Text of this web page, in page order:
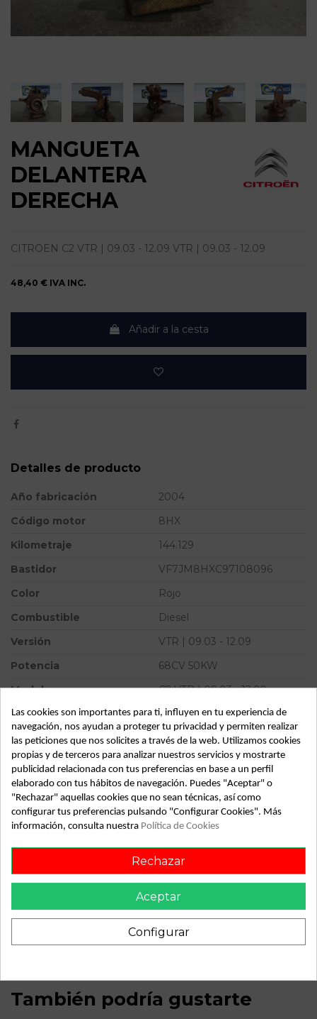
MANGUETA
DELANTERA
DERECHA
CITROEN C2 VTR | 09.03 - 12.09 VTR | 09.03 - 12.09
48,40 € IVA INC.
Añadir a la cesta
Detalles de producto
Año fabricación
2004
Código motor
8HX
Kilometraje
144.129
Bastidor
VF7JM8HXC97108096
Color
Rojo
Combustible
Diesel
Versión
VTR | 09.03 - 12.09
Potencia
68CV 50KW
Modelo
C2 VTR | 09.03 - 12.09
Tipo vehículo
Turismo
Almacén
49349
SubAlmacén
370
SubSubAlmacén
100029411
ID:
813480
Descripción
Recambio de mangueta delantera derecha para citroen c2
vtr | 09.03 - 12.09 vtr | 09.03 - 12.09 referencia OEM IAM
También podría gustarte
Las cookies son importantes para ti, influyen en tu experiencia de
navegación, nos ayudan a proteger tu privacidad y permiten realizar
las peticiones que nos solicites a través de la web. Utilizamos cookies
propias y de terceros para analizar nuestros servicios y mostrarte
publicidad relacionada con tus preferencias en base a un perfil
elaborado con tus hábitos de navegación. Puedes "Aceptar" o
"Rechazar" aquellas cookies que no sean técnicas, así como
configurar tus preferencias pulsando "Configurar Cookies". Más
información, consulta nuestra Política de Cookies
Rechazar
Aceptar
Configurar